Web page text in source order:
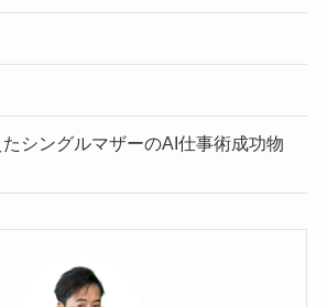
シングルマザーのAI仕事術成功物